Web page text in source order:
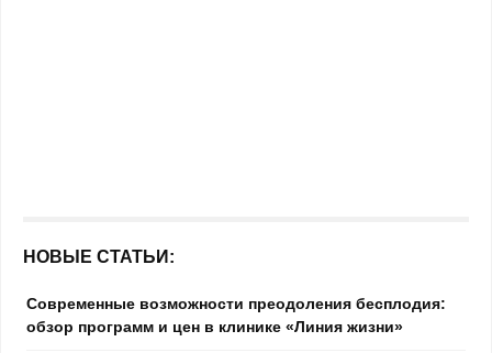
НОВЫЕ СТАТЬИ:
Современные возможности преодоления бесплодия:
обзор программ и цен в клинике «Линия жизни»